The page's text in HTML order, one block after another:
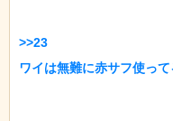
>>23
ワイは無難に赤サフ使っ